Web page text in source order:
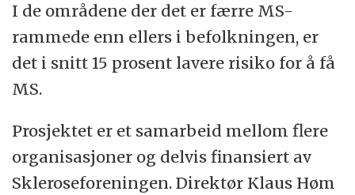
I de områdene der det er færre MS-
rammede enn ellers i befolkningen, er
det i snitt 15 prosent lavere risiko for å få
MS.
Prosjektet er et samarbeid mellom flere
organisasjoner og delvis finansiert av
Skleroseforeningen. Direktør Klaus Høm